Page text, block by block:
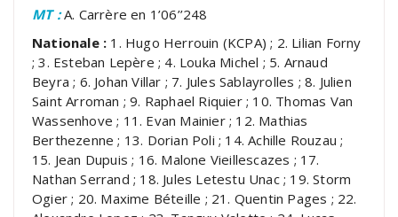
MT :A. Carrère en 1’06’’248
Nationale : 1. Hugo Herrouin (KCPA) ; 2. Lilian Forny
; 3. Esteban Lepère ; 4. Louka Michel ; 5. Arnaud
Beyra ; 6. Johan Villar ; 7. Jules Sablayrolles ; 8. Julien
Saint Arroman ; 9. Raphael Riquier ; 10. Thomas Van
Wassenhove ; 11. Evan Mainier ; 12. Mathias
Berthezenne ; 13. Dorian Poli ; 14. Achille Rouzau ;
15. Jean Dupuis ; 16. Malone Vieillescazes ; 17.
Nathan Serrand ; 18. Jules Letestu Unac ; 19. Storm
Ogier ; 20. Maxime Béteille ; 21. Quentin Pages ; 22.